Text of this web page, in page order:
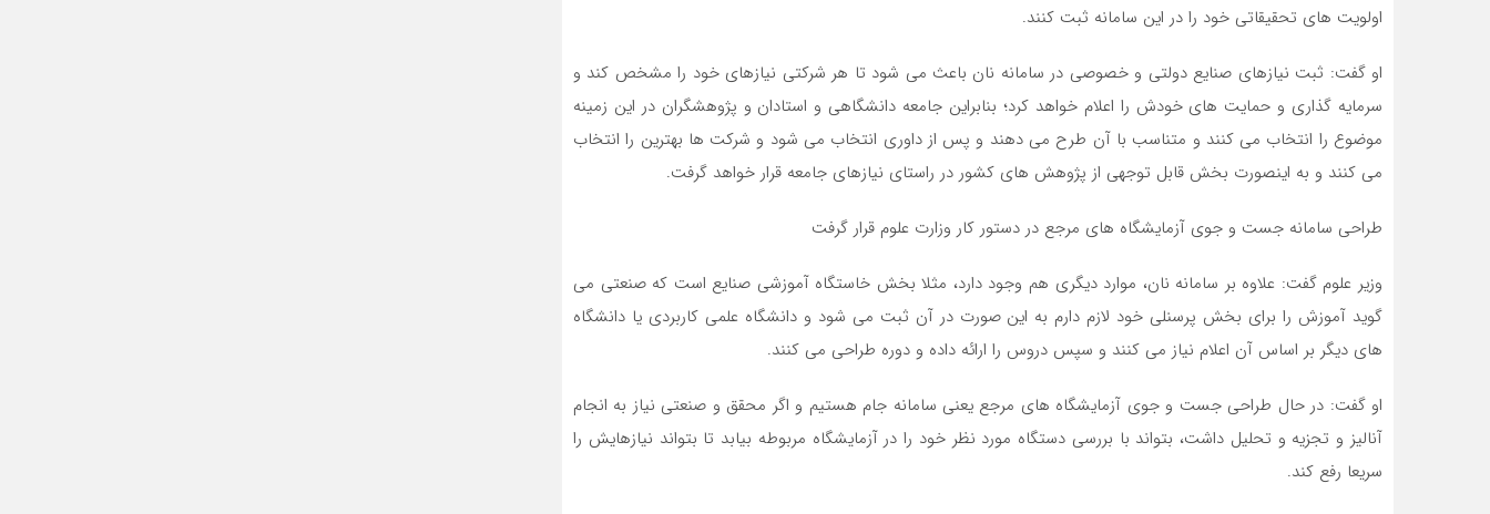
اولویت های تحقیقاتی خود را در این سامانه ثبت کنند.
او گفت: ثبت نیازهای صنایع دولتی و خصوصی در سامانه نان باعث می شود تا هر شرکتی نیازهای خود را مشخص کند و
سرمایه گذاری و حمایت های خودش را اعلام خواهد کرد‌؛ بنابراین جامعه دانشگاهی و استادان و پژوهشگران در این زمینه
موضوع را انتخاب می کنند و متناسب با آن طرح می دهند و پس از داوری انتخاب می شود و شرکت ها بهترین را انتخاب
می کنند و به اینصورت بخش قابل توجهی از پژوهش های کشور در راستای نیازهای جامعه قرار خواهد گرفت.
طراحی سامانه جست و جوی آزمایشگاه های مرجع در دستور کار وزارت علوم قرار گرفت
وزیر علوم گفت: علاوه بر سامانه نان، موارد دیگری هم وجود دارد، مثلا بخش خاستگاه آموزشی صنایع است که صنعتی می
گوید آموزش را برای بخش پرسنلی خود لازم دارم به این صورت در آن ثبت می شود و دانشگاه علمی کاربردی یا دانشگاه
های دیگر بر اساس آن اعلام نیاز می کنند و سپس دروس را ارائه داده و دوره طراحی می کنند.
او گفت: در حال طراحی جست و جوی آزمایشگاه های مرجع یعنی سامانه جام هستیم و اگر محقق و صنعتی نیاز به انجام
آنالیز و تجزیه و تحلیل داشت، بتواند با بررسی دستگاه مورد نظر خود را در آزمایشگاه مربوطه بیابد تا بتواند نیازهایش را
سریعا رفع کند.